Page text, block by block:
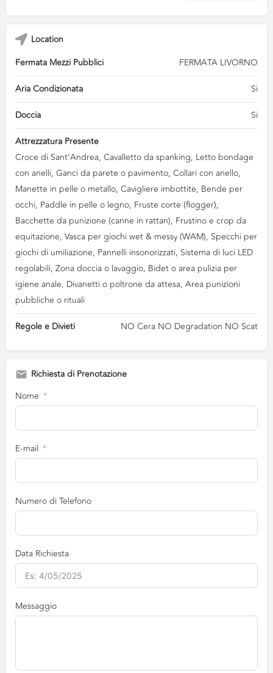
Location
Fermata Mezzi Pubblici
FERMATA LIVORNO
Aria Condizionata Si
Doccia Si
Attrezzatura Presente
Croce di Sant’Andrea, Cavalletto da spanking, Letto bondage
con anelli, Ganci da parete o pavimento, Collari con anello,
Manette in pelle o metallo, Cavigliere imbottite, Bende per
occhi, Paddle in pelle o legno, Fruste corte (flogger),
Bacchette da punizione (canne in rattan), Frustino e crop da
equitazione, Vasca per giochi wet & messy (WAM), Specchi per
giochi di umiliazione, Pannelli insonorizzati, Sistema di luci LED
regolabili, Zona doccia o lavaggio, Bidet o area pulizia per
igiene anale, Divanetti o poltrone da attesa, Area punizioni
pubbliche o rituali
Regole e Divieti NO Cera NO Degradation NO Scat
Richiesta di Prenotazione
Nome
E-mail
Numero di Telefono
Data Richiesta
Messaggio